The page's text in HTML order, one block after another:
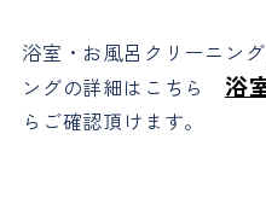
浴室・お風呂クリーニン
ングの詳細はこちら 浴
らご確認頂けます。